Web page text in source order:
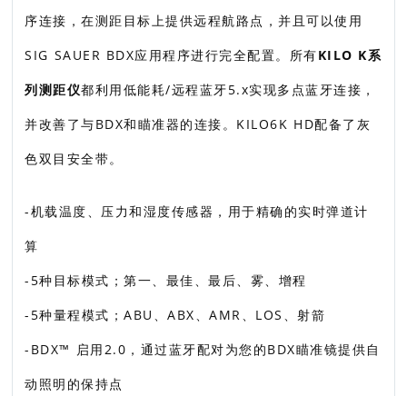
序连接，在测距目标上提供远程航路点，并且可以使用
SIG SAUER BDX应用程序进行完全配置。所有KILO K系
列测距仪都利用低能耗/远程蓝牙5.x实现多点蓝牙连接，
并改善了与BDX和瞄准器的连接。KILO6K HD配备了灰
色双目安全带。
-机载温度、压力和湿度传感器，用于精确的实时弹道计
算
-5种目标模式；第一、最佳、最后、雾、增程
-5种量程模式；ABU、ABX、AMR、LOS、射箭
-BDX™ 启用2.0，通过蓝牙配对为您的BDX瞄准镜提供自
动照明的保持点